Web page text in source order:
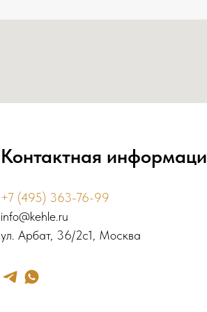
Контактная
+7 (495) 363-76-99
info@kehle.ru
ул. Арбат, 36/2с1, Москва